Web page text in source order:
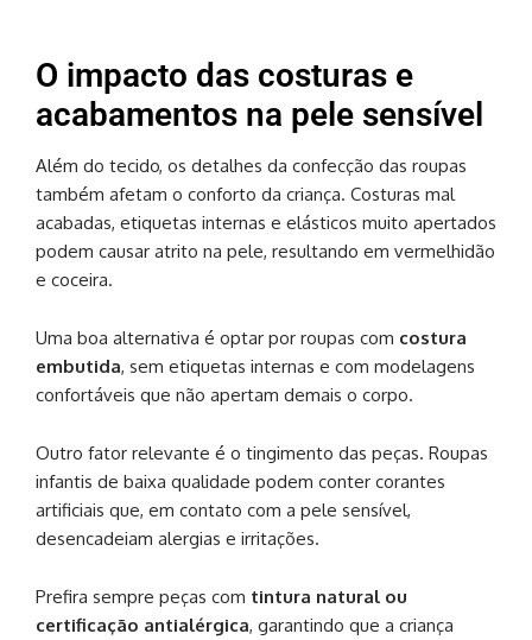
O impacto das costuras e
acabamentos na pele sensível
Além do tecido, os detalhes da confecção das roupas
também afetam o conforto da criança. Costuras mal
acabadas, etiquetas internas e elásticos muito apertados
podem causar atrito na pele, resultando em vermelhidão
e coceira.
Uma boa alternativa é optar por roupas com costura
embutida, sem etiquetas internas e com modelagens
confortáveis que não apertam demais o corpo.
Outro fator relevante é o tingimento das peças. Roupas
infantis de baixa qualidade podem conter corantes
artificiais que, em contato com a pele sensível,
desencadeiam alergias e irritações.
Prefira sempre peças com tintura natural ou
certificação antialérgica, garantindo que a criança